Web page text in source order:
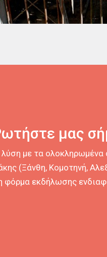
μας
λύση με τα
(Ξάνθη, Κομοτηνή,
εκδήλωσης